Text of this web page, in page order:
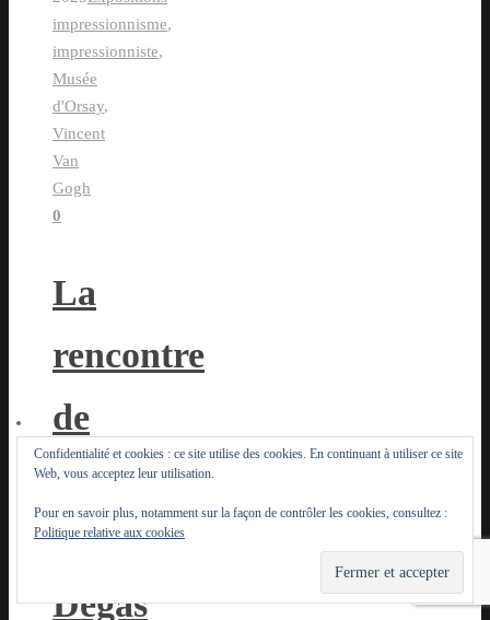
impressionnisme,
impressionniste,
Musée
d'Orsay,
Vincent
Van
Gogh
0
La
rencontre
de
Manet
et
Degas
Confidentialité et cookies : ce site utilise des cookies. En continuant à utiliser ce site
Web, vous acceptez leur utilisation.
Pour en savoir plus, notamment sur la façon de contrôler les cookies, consultez :
Politique relative aux cookies